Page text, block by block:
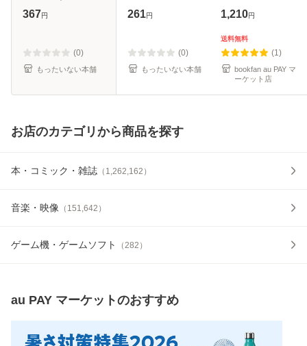
7 (MFコミックス.
KADOKAWA [コミ
ック]【メール便送
367円
(0)
もったいない本舗
[文庫]【メール便送
261円
(0)
もったいない本舗
1,210円
送料無料
(1)
bookfan au PAY マ
ーケット店
お店のカテゴリから商品を探す
本・コミック・雑誌 （ 1,262,162 ）
音楽・映像 （ 151,642 ）
ゲーム機・ゲームソフト （282 ）
au PAY マーケットのおすすめ